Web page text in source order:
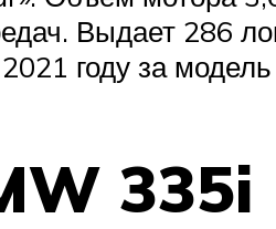
Выдает 286
году за
335i